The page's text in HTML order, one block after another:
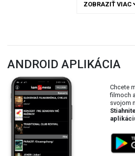
ZOBRAZIŤ VIAC
ANDROID APLIKÁCIA
Chcete
filmoch
svojom